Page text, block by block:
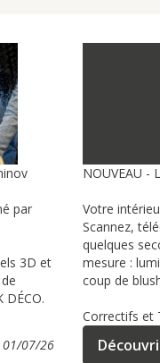
par
3D et
01/07/26
NOUVEAU -
Votre
Scannez,
quelques
mesure :
coup de
Correctifs et